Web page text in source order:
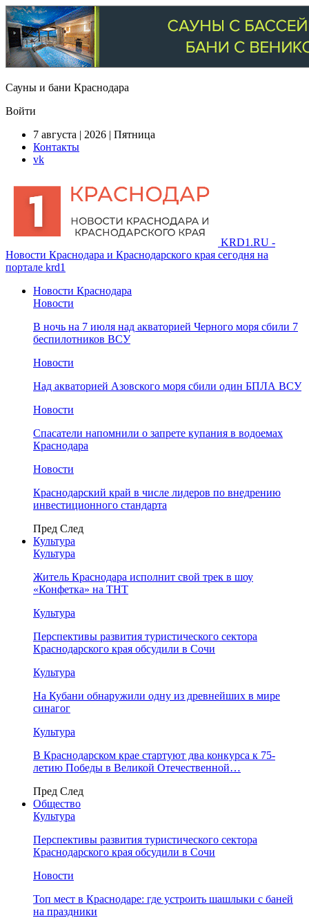
Сауны и бани Краснодара
Войти
7 августа | 2026 | Пятница
Контакты
vk
KRD1.RU -
Новости Краснодара и Краснодарского края сегодня на
портале krd1
Новости Краснодара
Новости
В ночь на 7 июля над акваторией Черного моря сбили 7
беспилотников ВСУ
Новости
Над акваторией Азовского моря сбили один БПЛА ВСУ
Новости
Спасатели напомнили о запрете купания в водоемах
Краснодара
Новости
Краснодарский край в числе лидеров по внедрению
инвестиционного стандарта
Пред След
Культура
Культура
Житель Краснодара исполнит свой трек в шоу
«Конфетка» на ТНТ
Культура
Перспективы развития туристического сектора
Краснодарского края обсудили в Сочи
Культура
На Кубани обнаружили одну из древнейших в мире
синагог
Культура
В Краснодарском крае стартуют два конкурса к 75-
летию Победы в Великой Отечественной…
Пред След
Общество
Культура
Перспективы развития туристического сектора
Краснодарского края обсудили в Сочи
Новости
Топ мест в Краснодаре: где устроить шашлыки с баней
на праздники